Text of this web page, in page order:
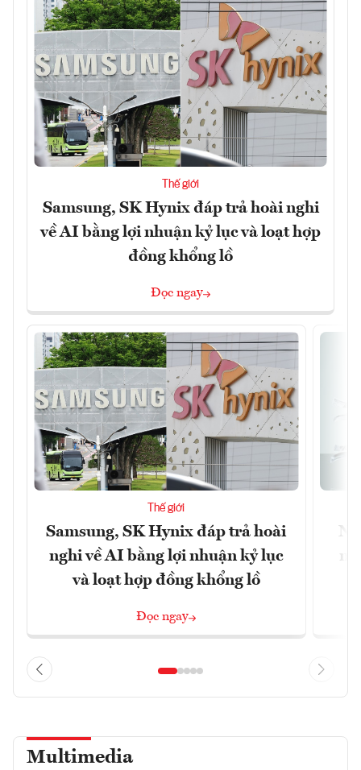
Thế giới
Samsung, SK Hynix đáp trả hoài nghi
về AI bằng lợi nhuận kỷ lục và loạt hợp
đồng khổng lồ
Đọc ngay
Thế giới
Samsung, SK Hynix đáp trả hoài
nghi về AI bằng lợi nhuận kỷ lục
và loạt hợp đồng khổng lồ
Đọc ngay
Multimedia